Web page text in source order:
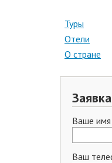
Туры
Отели
О стране
Ваше имя
Ваш